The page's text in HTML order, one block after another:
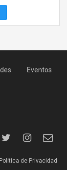
Eventos
Política de Privacidad